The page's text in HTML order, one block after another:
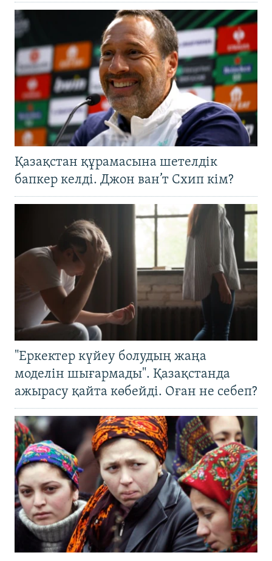
Қазақстан құрамасына шетелдік
бапкер келді. Джон ван’т Схип кім?
"Еркектер күйеу болудың жаңа
моделін шығармады". Қазақстанда
ажырасу қайта көбейді. Оған не себеп?